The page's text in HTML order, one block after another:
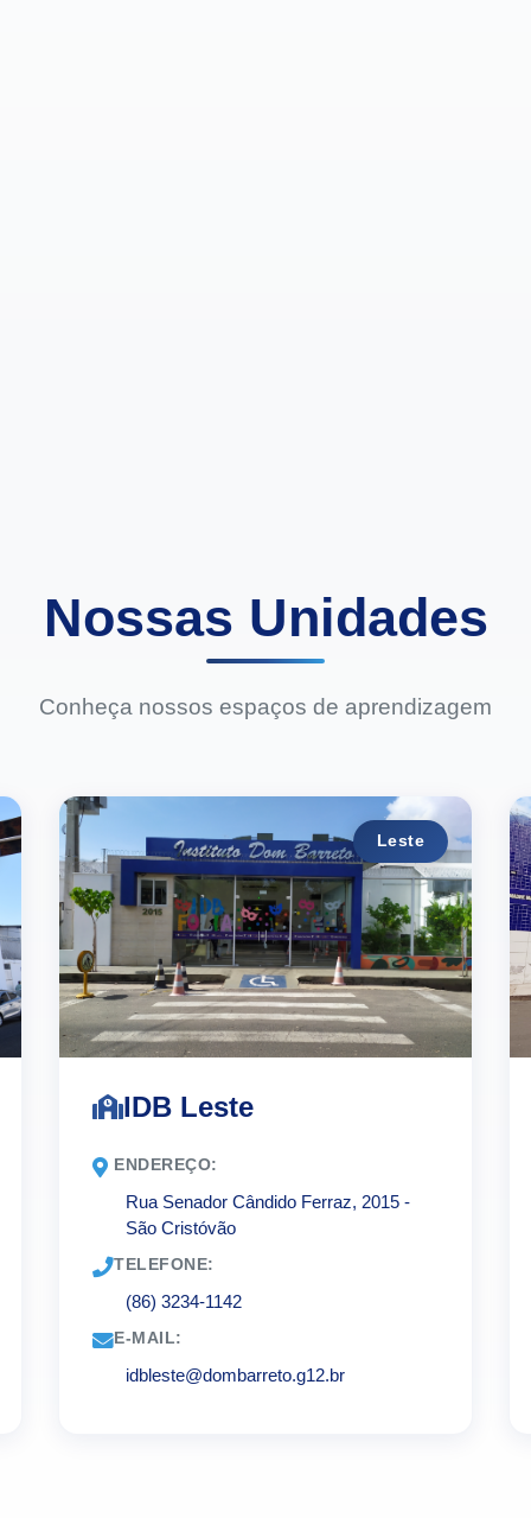
Nossas Unidades
Conheça nossos espaços de aprendizagem
Leste
IDB Leste
ENDEREÇO:
Rua Senador Cândido Ferraz, 2015 -
São Cristóvão
TELEFONE:
(86) 3234-1142
E-MAIL:
idbleste@dombarreto.g12.br